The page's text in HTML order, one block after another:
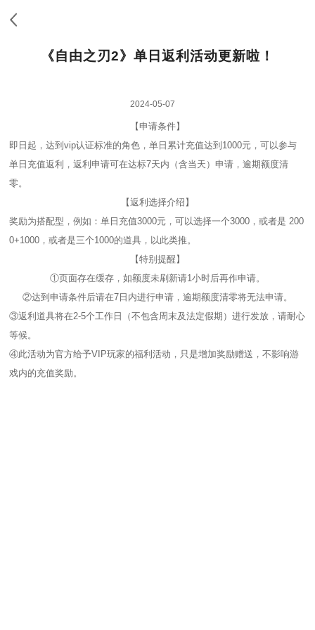
《自由之刃2》单日返利活动更新啦！
2024-05-07
【申请条件】
即日起，达到vip认证标准的角色，单日累计充值达到1000元，可以参与
单日充值返利，返利申请可在达标7天内（含当天）申请，逾期额度清
零。
【返利选择介绍】
奖励为搭配型，例如：单日充值3000元，可以选择一个3000，或者是 200
0+1000，或者是三个1000的道具，以此类推。
【特别提醒】
①页面存在缓存，如额度未刷新请1小时后再作申请。
②达到申请条件后请在7日内进行申请，逾期额度清零将无法申请。
③返利道具将在2-5个工作日（不包含周末及法定假期）进行发放，请耐心
等候。
④此活动为官方给予VIP玩家的福利活动，只是增加奖励赠送，不影响游
戏内的充值奖励。